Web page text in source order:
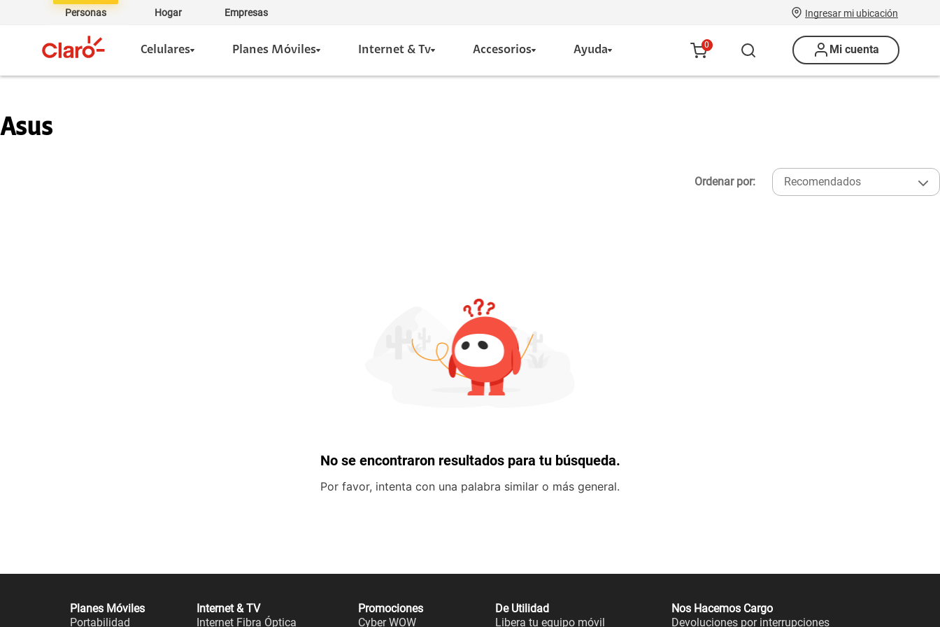
Personas Hogar Empresas Ingresar mi ubicación
Celulares Planes Móviles Internet & Tv Accesorios Ayuda 0 Mi cuenta
Asus
Ordenar por: Recomendados
No se encontraron resultados para tu búsqueda.
Por favor, intenta con una palabra similar o más general.
Planes Móviles
Portabilidad
Internet & TV
Internet Fibra Óptica
Promociones
Cyber WOW
De Utilidad
Libera tu equipo móvil
Nos Hacemos Cargo
Devoluciones por interrupciones